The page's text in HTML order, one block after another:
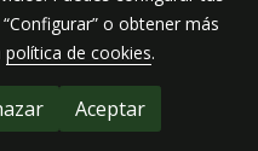
o obtener más
política de cookies.
Aceptar